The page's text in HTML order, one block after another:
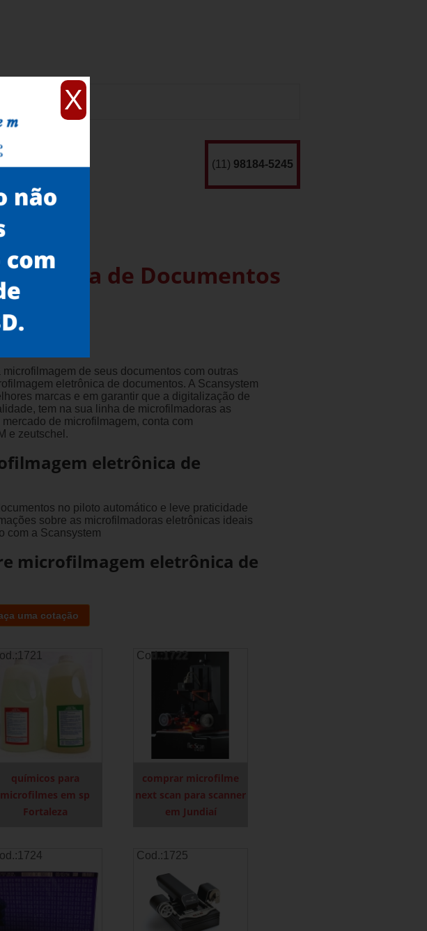
X
(11) 98184-5245
de Documentos
de seus documentos com outras
eletrônica de documentos. A Scansystem
marcas e em garantir que a digitalização de
tem na sua linha de microfilmadoras as
de microfilmagem, conta com
e zeutschel.
eletrônica de
no piloto automático e leve praticidade
sobre as microfilmadoras eletrônicas ideais
com a Scansystem
microfilmagem eletrônica de
uma cotação
1721
químicos para
microfilmes em sp
Fortaleza
Cod.:1722
comprar microfilme
next scan para scanner
em Jundiaí
1724 Cod.:1725